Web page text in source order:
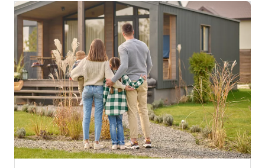
Levantamento inédito mostra que apenas 29% da
frota de veículos e 17% das residências possuem
proteção; região Sudeste concentra a maior parte dos
clientes